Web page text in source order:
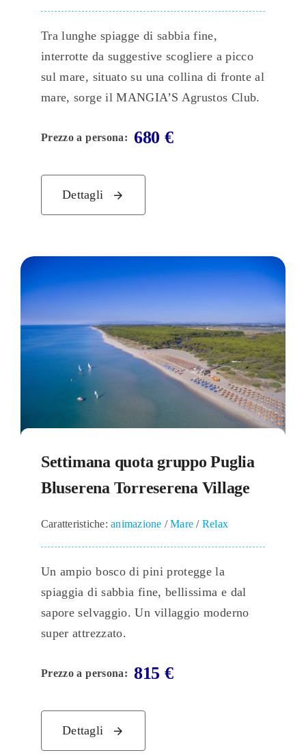
Tra lunghe spiagge di sabbia fine,
interrotte da suggestive scogliere a picco
sul mare, situato su una collina di fronte al
mare, sorge il MANGIA’S Agrustos Club.
Prezzo a persona: 680 €
Dettagli
Settimana quota gruppo Puglia
Bluserena Torreserena Village
Caratteristiche:animazione /Mare / Relax
Un ampio bosco di pini protegge la
spiaggia di sabbia fine, bellissima e dal
sapore selvaggio. Un villaggio moderno
super attrezzato.
Prezzo a persona: 815 €
Dettagli